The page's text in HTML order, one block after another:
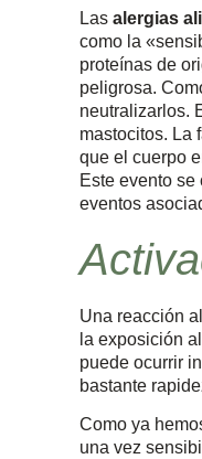
Las alergias
como la
proteínas de
peligrosa.
neutralizarlos.
mastocitos. La
que el cuerpo
Este evento
eventos
Una reacción
la exposición
puede ocurrir
bastante
Como ya
una vez